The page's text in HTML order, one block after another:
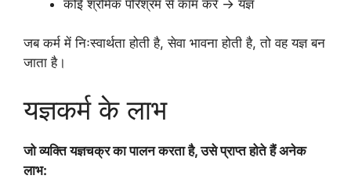
कोई श्रमिक परिश्रम से काम करे → यज्ञ
जब कर्म में निःस्वार्थता होती है, सेवा भावना होती है, तो वह यज्ञ बन
जाता है।
यज्ञकर्म के लाभ
जो व्यक्ति यज्ञचक्र का पालन करता है, उसे प्राप्त होते हैं अनेक
लाभ: